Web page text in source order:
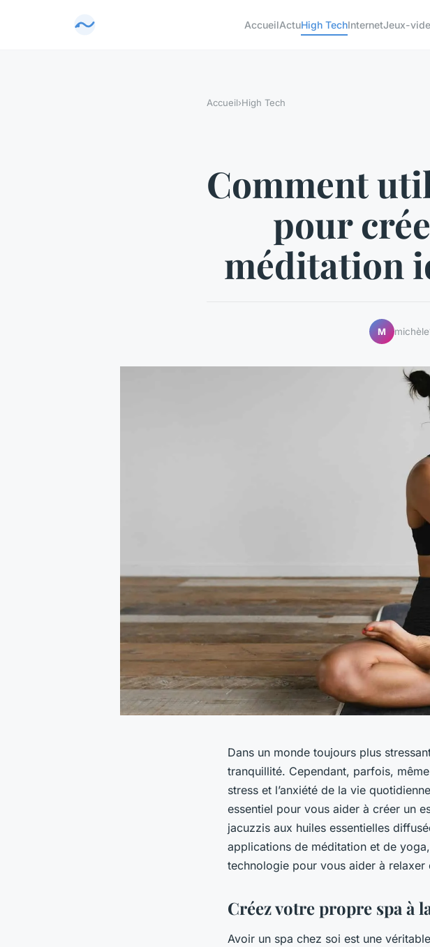
AccueilActuHigh TechInternetJeux-
Accueil›High Tech
Comment
pour
méditation
M michèle
Dans un monde toujours plus
tranquillité. Cependant, parfois,
stress et l’anxiété de la vie
essentiel pour vous aider à créer un
jacuzzis aux huiles essentielles
applications de méditation et de
technologie pour vous aider à
Créez votre propre spa à
Avoir un spa chez soi est une